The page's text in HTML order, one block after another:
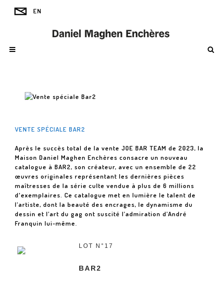
VENTE SPÉCIALE BAR2
Après le succès total de la vente JOE BAR TEAM de 2023, la
Maison Daniel Maghen Enchères consacre un nouveau
catalogue à BAR2, son créateur, avec un ensemble de 22
œuvres originales représentant les dernières pièces
maîtresses de la série culte vendue à plus de 6 millions
d'exemplaires. Ce catalogue met en lumière le talent de
l’artiste, dont la beauté des encrages, le dynamisme du
dessin et l’art du gag ont suscité l’admiration d’André
Franquin lui-même.
LOT N°17
BAR2